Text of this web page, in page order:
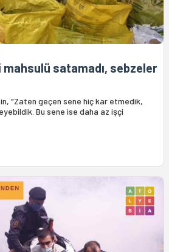
satamadı, sebzeler
"Zaten geçen sene hiç kar etmedik,
Bu sene ise daha az işçi